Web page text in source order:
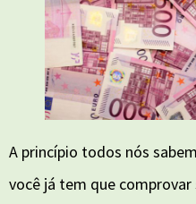
A princípio todos nós
você já tem que comprovar